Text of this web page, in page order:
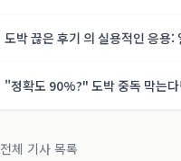
도박 끊은 후기 의 실용적인 응용
"정확도 90%?" 도박 중독 막는
전체 기사 목록